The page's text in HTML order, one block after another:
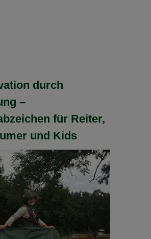
durch
–
für Reiter,
und Kids